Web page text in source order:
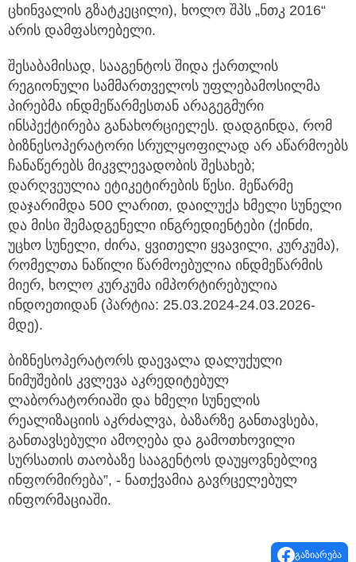
ცხინვალის გზატკეცილი), ხოლო შპს „ნთკ 2016“
არის დამფასოებელი.
შესაბამისად, სააგენტოს შიდა ქართლის
რეგიონული სამმართველოს უფლებამოსილმა
პირებმა ინდმეწარმესთან არაგეგმური
ინსპექტირება განახორციელეს. დადგინდა, რომ
ბიზნესოპერატორი სრულყოფილად არ აწარმოებს
ჩანაწერებს მიკვლევადობის შესახებ;
დარღვეულია ეტიკეტირების წესი. მეწარმე
დაჯარიმდა 500 ლარით, დაილუქა ხმელი სუნელი
და მისი შემადგენელი ინგრედიენტები (ქინძი,
უცხო სუნელი, ძირა, ყვითელი ყვავილი, კურკუმა),
რომელთა ნაწილი წარმოებულია ინდმეწარმის
მიერ, ხოლო კურკუმა იმპორტირებულია
ინდოეთიდან (პარტია: 25.03.2024-24.03.2026-
მდე).
ბიზნესოპერატორს დაევალა დალუქული
ნიმუშების კვლევა აკრედიტებულ
ლაბორატორიაში და ხმელი სუნელის
რეალიზაციის აკრძალვა, ბაზარზე განთავსება,
განთავსებული ამოღება და გამოთხოვილი
სურსათის თაობაზე სააგენტოს დაუყოვნებლივ
ინფორმირება”, - ნათქვამია გავრცელებულ
ინფორმაციაში.
გაზიარება